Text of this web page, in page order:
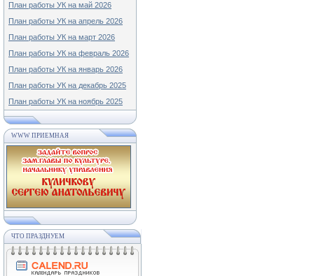
План работы УК на май 2026
План работы УК на апрель 2026
План работы УК на март 2026
План работы УК на февраль 2026
План работы УК на январь 2026
План работы УК на декабрь 2025
План работы УК на ноябрь 2025
WWW ПРИЕМНАЯ
ЧТО ПРАЗДНУЕМ